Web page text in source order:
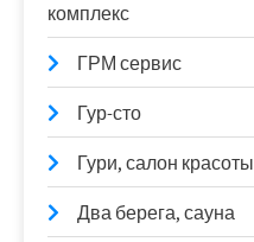
комплекс
ГРМ сервис
Гур-сто
Гури, салон красоты
Два берега, сауна